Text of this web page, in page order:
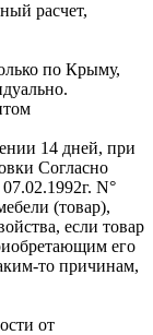
расчет,
по Крыму,
14 дней, при
Согласно
N°
(товар),
если товар
его
то причинам,
от